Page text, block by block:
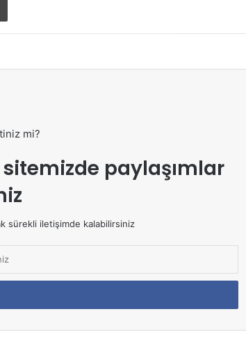
mi?
paylaşımlar
sürekli iletişimde kalabilirsiniz